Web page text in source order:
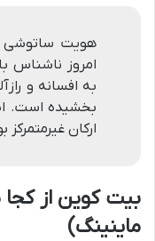
هویت ساتوشی
امروز ناشناس
به افسانه و
بخشیده است.
ارکان
بیت کوین از کجا
ماینینگ)